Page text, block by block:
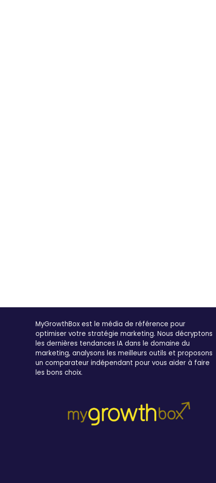
MyGrowthBox est le média de référence pour
optimiser votre stratégie marketing. Nous décryptons
les dernières tendances IA dans le domaine du
marketing, analysons les meilleurs outils et proposons
un comparateur indépendant pour vous aider à faire
les bons choix.